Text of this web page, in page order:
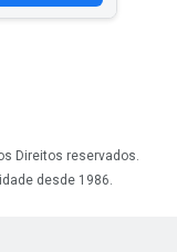
Direitos reservados.
desde 1986.